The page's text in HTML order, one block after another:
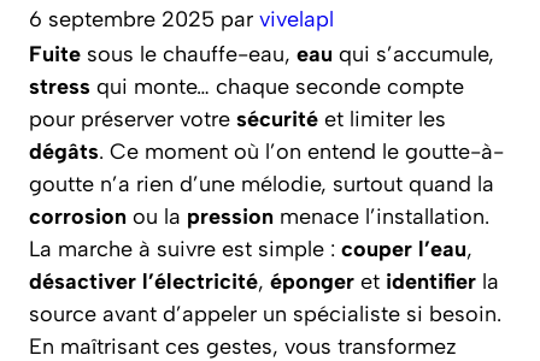
6 septembre 2025 par vivelapl
Fuite sous le chauffe-eau, eau qui s’accumule,
stress qui monte… chaque seconde compte
pour préserver votre sécurité et limiter les
dégâts. Ce moment où l’on entend le goutte-à-
goutte n’a rien d’une mélodie, surtout quand la
corrosion ou la pression menace l’installation.
La marche à suivre est simple : couper l’eau,
désactiver l’électricité, éponger et identifier la
source avant d’appeler un spécialiste si besoin.
En maîtrisant ces gestes, vous transformez